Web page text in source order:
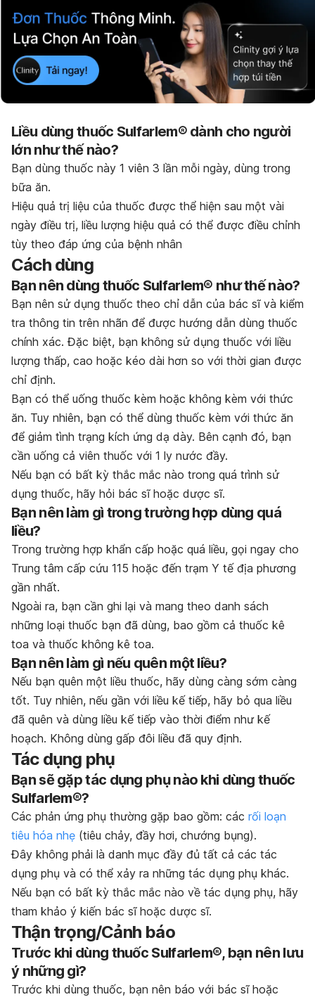
Liều dùng thuốc Sulfarlem® dành cho người
lớn như thế nào?
Bạn dùng thuốc này 1 viên 3 lần mỗi ngày, dùng trong
bữa ăn.
Hiệu quả trị liệu của thuốc được thể hiện sau một vài
ngày điều trị, liều lượng hiệu quả có thể được điều chỉnh
tùy theo đáp ứng của bệnh nhân
Cách dùng
Bạn nên dùng thuốc Sulfarlem® như thế nào?
Bạn nên sử dụng thuốc theo chỉ dẫn của bác sĩ và kiểm
tra thông tin trên nhãn để được hướng dẫn dùng thuốc
chính xác. Đặc biệt, bạn không sử dụng thuốc với liều
lượng thấp, cao hoặc kéo dài hơn so với thời gian được
chỉ định.
Bạn có thể uống thuốc kèm hoặc không kèm với thức
ăn. Tuy nhiên, bạn có thể dùng thuốc kèm với thức ăn
để giảm tình trạng kích ứng dạ dày. Bên cạnh đó, bạn
cần uống cả viên thuốc với 1 ly nước đầy.
Nếu bạn có bất kỳ thắc mắc nào trong quá trình sử
dụng thuốc, hãy hỏi bác sĩ hoặc dược sĩ.
Bạn nên làm gì trong trường hợp dùng quá
liều?
Trong trường hợp khẩn cấp hoặc quá liều, gọi ngay cho
Trung tâm cấp cứu 115 hoặc đến trạm Y tế địa phương
gần nhất.
Ngoài ra, bạn cần ghi lại và mang theo danh sách
những loại thuốc bạn đã dùng, bao gồm cả thuốc kê
toa và thuốc không kê toa.
Bạn nên làm gì nếu quên một liều?
Nếu bạn quên một liều thuốc, hãy dùng càng sớm càng
tốt. Tuy nhiên, nếu gần với liều kế tiếp, hãy bỏ qua liều
đã quên và dùng liều kế tiếp vào thời điểm như kế
hoạch. Không dùng gấp đôi liều đã quy định.
Tác dụng phụ
Bạn sẽ gặp tác dụng phụ nào khi dùng thuốc
Sulfarlem®?
Các phản ứng phụ thường gặp bao gồm: các rối loạn
tiêu hóa nhẹ (tiêu chảy, đầy hơi, chướng bụng).
Đây không phải là danh mục đầy đủ tất cả các tác
dụng phụ và có thể xảy ra những tác dụng phụ khác.
Nếu bạn có bất kỳ thắc mắc nào về tác dụng phụ, hãy
tham khảo ý kiến bác sĩ hoặc dược sĩ.
Thận trọng/Cảnh báo
Trước khi dùng thuốc Sulfarlem®, bạn nên lưu
ý những gì?
Trước khi dùng thuốc, bạn nên báo với bác sĩ hoặc